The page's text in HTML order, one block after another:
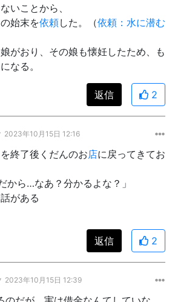
いことから、
始末を依頼した。（依頼：水に潜む
がおり、その娘も懐妊したため、も
なる。
返信 2
2023年10月15日 12:16
を終了後くだんのお店に戻ってきてお
から…なあ？分かるよな？」
話がある
返信
2
2023年10月15日 12:39